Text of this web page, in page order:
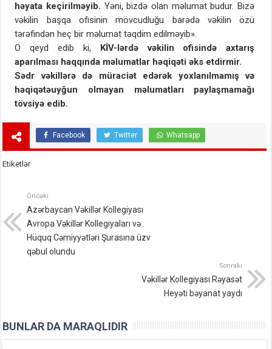
həyata keçirilməyib. Yəni, bizdə olan məlumat budur. Bizə
vəkilin başqa ofisinin mövcudluğu barədə vəkilin özü
tərəfindən heç bir məlumat təqdim edilməyib».
O qeyd edib ki, KİV-lərdə vəkilin ofisində axtarış
aparılması haqqında məlumatlar həqiqəti əks etdirmir.
Sədr vəkillərə də müraciət edərək yoxlanılmamış və
həqiqətəuyğun olmayan məlumatları paylaşmamağı
tövsiyə edib.
Facebook Twitter Whatsapp
Etiketlər
Öncəki
Azərbaycan Vəkillər Kollegiyası
Avropa Vəkillər Kollegiyaları və
Hüquq Cəmiyyətləri Şurasına üzv
qəbul olundu
Sonrakı
Vəkillər Kollegiyası Rəyasət
Heyəti bəyanat yaydı
BUNLAR DA MARAQLIDIR